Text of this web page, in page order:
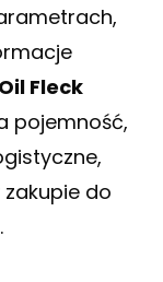
Fleck
pojemność,
do